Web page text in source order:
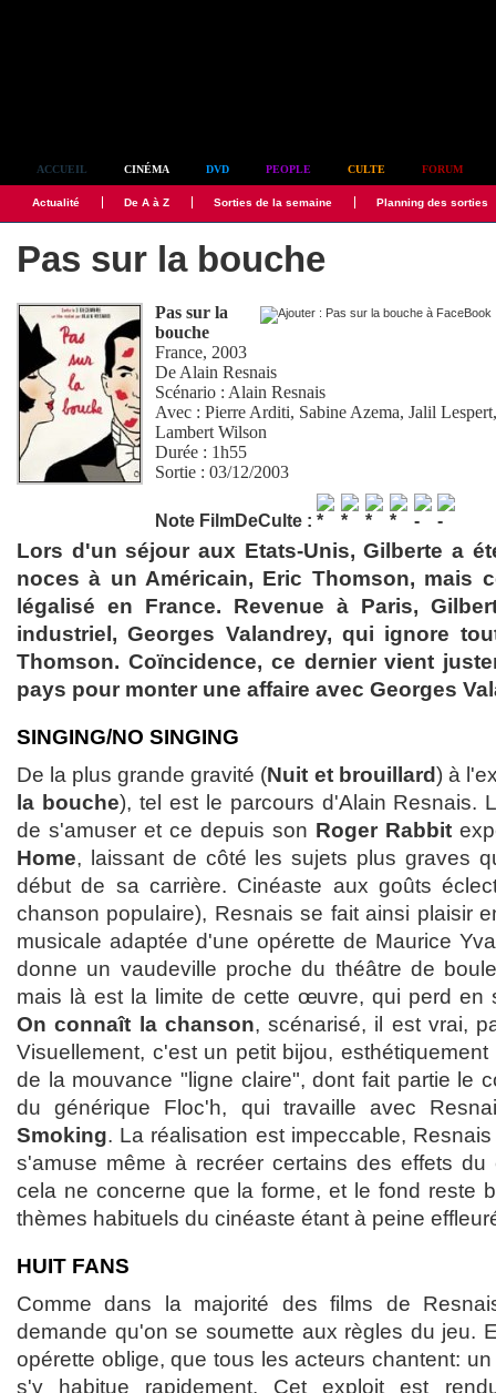
ACCUEIL CINÉMA DVD PEOPLE CULTE FORUM
Actualité De A à Z Sorties de la semaine Planning des sorties
Pas sur la bouche
Pas sur la
bouche
France, 2003
De Alain Resnais
Scénario : Alain Resnais
Avec :Pierre Arditi, Sabine Azema,Jalil Lespert
Lambert Wilson
Durée : 1h55
Sortie : 03/12/2003
Note FilmDeCulte :
Lors d'un séjour aux Etats-Unis, Gilberte a
noces à un Américain, Eric Thomson, mais
légalisé en France. Revenue à Paris,
industriel, Georges Valandrey, qui ignore
Thomson. Coïncidence, ce dernier vient
pays pour monter une affaire avec Georges
SINGING/NO SINGING
De la plus grande gravité (Nuit et brouillard) à
la bouche), tel est le parcours d'Alain Resnais.
de s'amuser et ce depuis son Roger Rabbit
Home, laissant de côté les sujets plus graves
début de sa carrière. Cinéaste aux goûts
chanson populaire), Resnais se fait ainsi plaisir
musicale adaptée d'une opérette de Maurice
donne un vaudeville proche du théâtre de
mais là est la limite de cette œuvre, qui perd en
On connaît la chanson, scénarisé, il est vrai,
Visuellement, c'est un petit bijou,
de la mouvance "ligne claire", dont fait partie le
du générique Floc'h, qui travaille avec
Smoking. La réalisation est impeccable,
s'amuse même à recréer certains des effets du
cela ne concerne que la forme, et le fond reste
thèmes habituels du cinéaste étant à peine
HUIT FANS
Comme dans la majorité des films de
demande qu'on se soumette aux règles du jeu.
opérette oblige, que tous les acteurs chantent:
s'y habitue rapidement. Cet exploit est